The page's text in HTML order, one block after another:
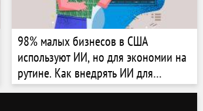
98% малых бизнесов в США
используют ИИ, но для экономии на
рутине. Как внедрять ИИ для
развития? Разбор Forbes US